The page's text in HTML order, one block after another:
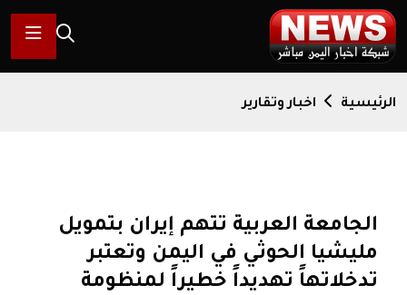
الرئيسية اخبار وتقارير
الجامعة العربية تتهم إيران بتمويل
مليشيا الحوثي في اليمن وتعتبر
تدخلاتهاً تهديداً خطيراً لمنظومة